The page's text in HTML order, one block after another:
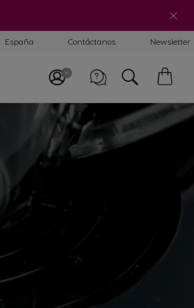
España Contáctanos Newsletter
Llámanos
Teléfono: 900102121
Lun - Vier: 9:00 - 20:00